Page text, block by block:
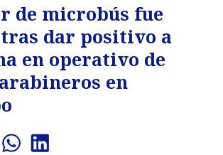
de microbús fue
dar positivo a
en operativo de
en